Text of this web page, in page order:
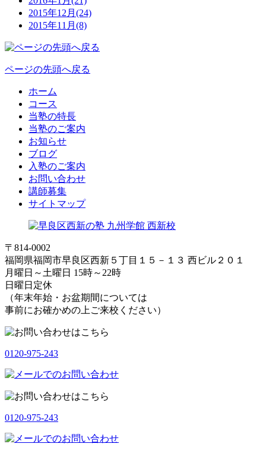
2015年12月(24)
2015年11月(8)
ページの先頭へ戻る
ホーム
コース
当塾の特長
当塾のご案内
お知らせ
ブログ
入塾のご案内
お問い合わせ
講師募集
サイトマップ
〒814-0002
福岡県福岡市早良区西新５丁目１５－１３ 西ビル２０１
月曜日～土曜日 15時～22時
日曜日定休
（年末年始・お盆期間については
事前にお確かめの上ご来校ください）
0120-975-243
0120-975-243